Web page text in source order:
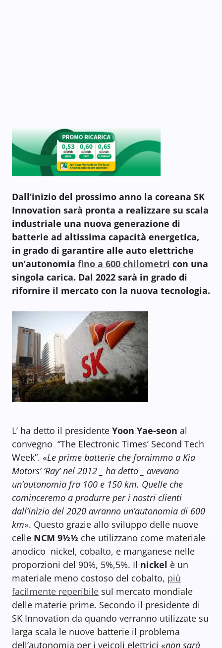
Dall’inizio del prossimo anno la coreana SK
Innovation sarà pronta a realizzare su scala
industriale una nuova generazione di
batterie ad altissima capacità energetica,
in grado di garantire alle auto elettriche
un’autonomia fino a 600 chilometri con una
singola carica. Dal 2022 sarà in grado di
rifornire il mercato con la nuova tecnologia.
L’ ha detto il presidente Yoon Yae-seon al
convegno “The Electronic Times’ Second Tech
Week”. «Le prime batterie che fornimmo a Kia
Motors’ ‘Ray’ nel 2012 _ ha detto _ avevano
un’autonomia fra 100 e 150 km. Quelle che
cominceremo a produrre per i nostri clienti
dall’inizio del 2020 avranno un’autonomia di 600
km». Questo grazie allo sviluppo delle nuove
celle NCM 9½½ che utilizzano come materiale
anodico nickel, cobalto, e manganese nelle
proporzioni del 90%, 5%,5%. Il nickel è un
materiale meno costoso del cobalto, più
facilmente reperibile sul mercato mondiale
delle materie prime. Secondo il presidente di
SK Innovation da quando verranno utilizzate su
larga scala le nuove batterie il problema
dell’autonomia per i veicoli elettrici «non sarà